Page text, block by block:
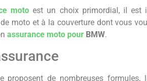
motoest un choix primordial, il est
moto et à la couverture dont vous
assurance moto pour BMW.
proposent de nombreuses